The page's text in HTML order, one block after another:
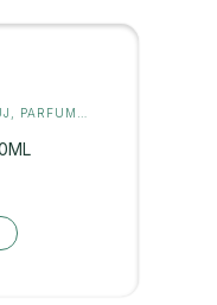
PARFUMERI